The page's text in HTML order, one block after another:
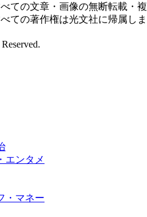
ての文章・画像の無断転載・複
ての著作権は光文社に帰属しま
エンタメ
・マネー